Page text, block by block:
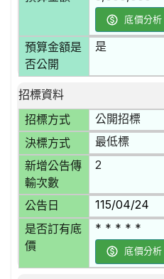
底價分析
預算金額是
否公開
是
招標資料
招標方式
公開招標
決標方式 最低標
新增公告傳
輸次數
2
公告日 115/04/24
是否訂有底
價
* * * * *
底價分析